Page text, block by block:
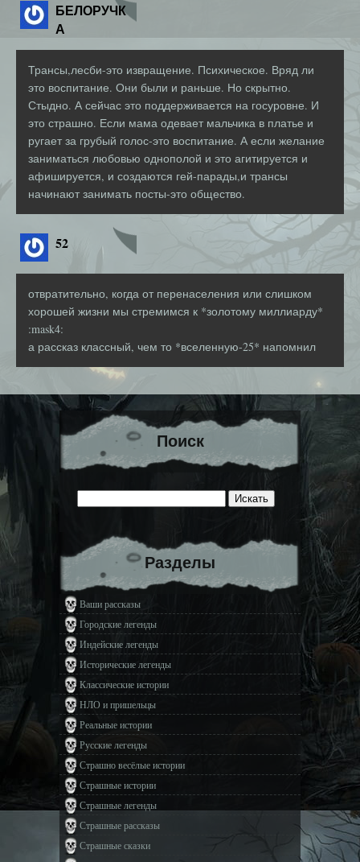
БЕЛОРУЧК
А
Трансы,лесби-это извращение. Психическое. Вряд ли
это воспитание. Они были и раньше. Но скрытно.
Стыдно. А сейчас это поддерживается на госуровне. И
это страшно. Если мама одевает мальчика в платье и
ругает за грубый голос-это воспитание. А если желание
заниматься любовью однополой и это агитируется и
афишируется, и создаются гей-парады,и трансы
начинают занимать посты-это общество.
52
отвратительно, когда от перенаселения или слишком
хорошей жизни мы стремимся к *золотому миллиарду*
:mask4:
а рассказ классный, чем то *вселенную-25* напомнил
Поиск
Разделы
Ваши рассказы
Городские легенды
Индейские легенды
Исторические легенды
Классические истории
НЛО и пришельцы
Реальные истории
Русские легенды
Страшно весёлые истории
Страшные истории
Страшные легенды
Страшные рассказы
Страшные сказки